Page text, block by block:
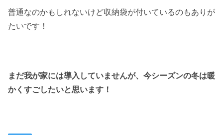
普通なのかもしれないけど収納袋が付いているのもありが
たいです！
まだ我が家には導入していませんが、今シーズンの冬は暖
かくすごしたいと思います！